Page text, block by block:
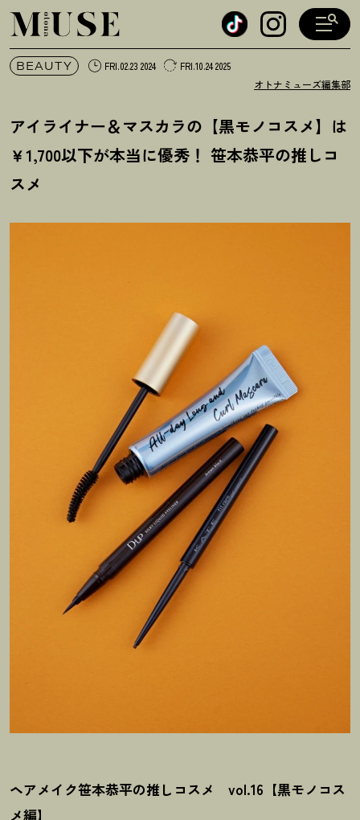
オトナミューズ ウェブ
BEAUTY FRI.02.23 2024 FRI.10.24 2025
オトナミューズ編集部
アイライナー＆マスカラの【黒モノコスメ】は
￥1,700以下が本当に優秀 ！ 笹本恭平の推しコ
スメ
ヘアメイク笹本恭平の推しコスメ vol.16【黒モノコス
メ編】